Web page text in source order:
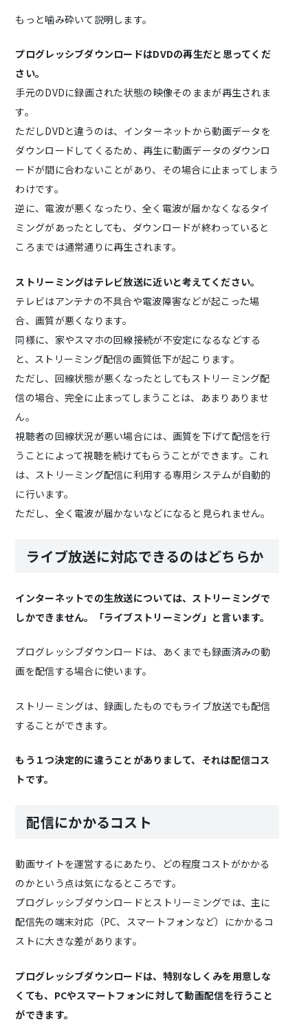
もっと噛み砕いて説明します。
プログレッシブダウンロードはDVDの再生だと思ってくだ
さい。
手元のDVDに録画された状態の映像そのままが再生されま
す。
ただしDVDと違うのは、インターネットから動画データを
ダウンロードしてくるため、再生に動画データのダウンロ
ードが間に合わないことがあり、その場合に止まってしまう
わけです。
逆に、電波が悪くなったり、全く電波が届かなくなるタイ
ミングがあったとしても、ダウンロードが終わっていると
ころまでは通常通りに再生されます。
ストリーミングはテレビ放送に近いと考えてください。
テレビはアンテナの不具合や電波障害などが起こった場
合、画質が悪くなります。
同様に、家やスマホの回線接続が不安定になるなどする
と、ストリーミング配信の画質低下が起こります。
ただし、回線状態が悪くなったとしてもストリーミング配
信の場合、完全に止まってしまうことは、あまりありませ
ん。
視聴者の回線状況が悪い場合には、画質を下げて配信を行
うことによって視聴を続けてもらうことができます。これ
は、ストリーミング配信に利用する専用システムが自動的
に行います。
ただし、全く電波が届かないなどになると見られません。
ライブ放送に対応できるのはどちらか
インターネットでの生放送については、ストリーミングで
しかできません。「ライブストリーミング」と言います。
プログレッシブダウンロードは、あくまでも録画済みの動
画を配信する場合に使います。
ストリーミングは、録画したものでもライブ放送でも配信
することができます。
もう１つ決定的に違うことがありまして、それは配信コス
トです。
配信にかかるコスト
動画サイトを運営するにあたり、どの程度コストがかかる
のかという点は気になるところです。
プログレッシブダウンロードとストリーミングでは、主に
配信先の端末対応（PC、スマートフォンなど）にかかるコ
ストに大きな差があります。
プログレッシブダウンロードは、特別なしくみを用意しな
くても、PCやスマートフォンに対して動画配信を行うこと
ができます。